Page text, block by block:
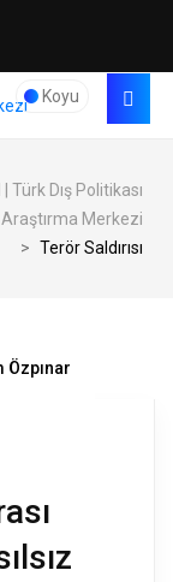
Koyu
Türk Dış Politikası
Araştırma Merkezi
> Terör Saldırısı
Özpınar